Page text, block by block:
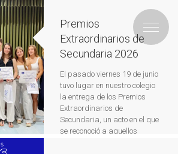
Premios
Extraordinarios de
Secundaria 2026
El pasado viernes 19 de junio
tuvo lugar en nuestro colegio
la entrega de los Premios
Extraordinarios de
Secundaria, un acto en el que
se reconoció a aquellos